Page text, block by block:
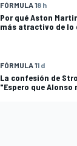
FÓRMULA 18 h
Por qué Aston
más atractivo de lo
FÓRMULA 11 d
La confesión de
"Espero que Alonso